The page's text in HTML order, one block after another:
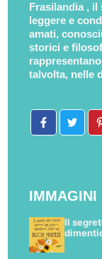
Frasilandia , il
leggere e
amati,
storici e
talvolta, nelle
IMMAGINI
Il